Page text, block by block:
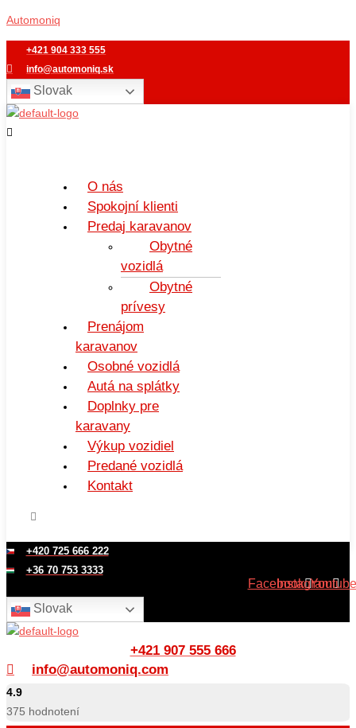
na
obsah
Automoniq
+421 904 333 555
info@automoniq.sk
Slovak
O nás
Spokojní klienti
Predaj karavanov
Obytné
vozidlá
Obytné
prívesy
Prenájom
karavanov
Osobné vozidlá
Autá na splátky
Doplnky pre
karavany
Výkup vozidiel
Predané vozidlá
Kontakt
+420 725 666 222
+36 70 753 3333
FacebookInstagramYoutube
Slovak
+421 907 555 666
info@automoniq.com
4.9
375 hodnotení
Menu